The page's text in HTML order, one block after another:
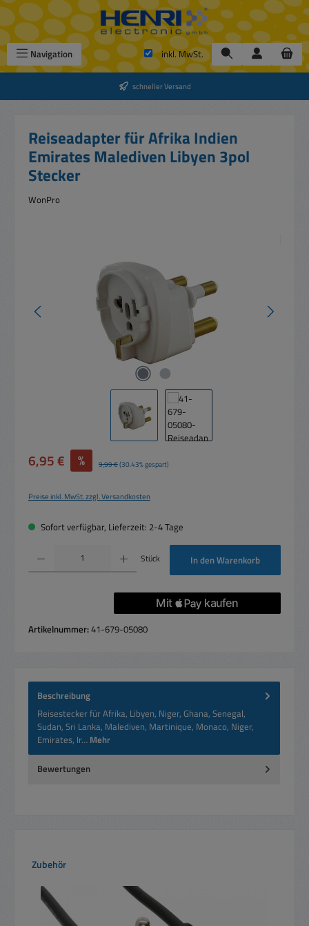
Zum Hauptinhalt springen
Navigation inkl. MwSt.
schneller Versand
Reiseadapter für Afrika Indien
Emirates Malediven Libyen 3pol
Stecker
WonPro
Verkaufspreis:
6,95 € % Regulärer Preis:
9,99 €(30.43% gespart)
Preise inkl. MwSt. zzgl. Versandkosten
Sofort verfügbar, Lieferzeit: 2-4 Tage
Produkt Anzahl: Gib den gewünschten Wert ein oder benutze die Schaltflächen um
Stück In den Warenkorb
Artikelnummer:41-679-05080
Beschreibung
Reisestecker für Afrika, Libyen, Niger, Ghana, Senegal,
Sudan, Sri Lanka, Malediven, Martinique, Monaco, Niger,
Emirates, Ir… Mehr
Bewertungen
Produktgalerie überspringen
Zubehör